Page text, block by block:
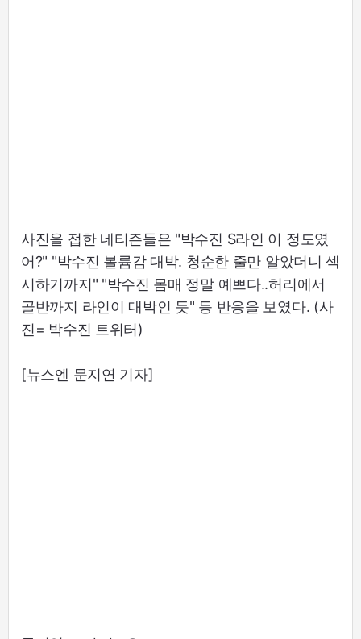
사진을 접한 네티즌들은 "박수진 S라인 이 정도였
어?" "박수진 볼륨감 대박. 청순한 줄만 알았더니 섹
시하기까지" "박수진 몸매 정말 예쁘다..허리에서
골반까지 라인이 대박인 듯" 등 반응을 보였다. (사
진= 박수진 트위터)
[뉴스엔 문지연 기자]